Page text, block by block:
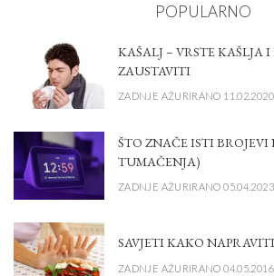
POPULARNO
KAŠALJ – VRSTE KAŠLJA
ZAUSTAVITI
ZADNJE AŽURIRANO 11.02.2020.
ŠTO ZNAČE ISTI BROJEVI
TUMAČENJA)
ZADNJE AŽURIRANO 05.04.2023.
SAVJETI KAKO
ZADNJE AŽURIRANO 04.05.2016.